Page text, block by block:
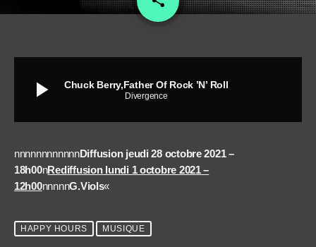
play_arrow Chuck Berry,Father Of Rock ’N’ Roll
Divergence
nnnnnnnnnnnnDiffusion jeudi 28 octobre 2021 –
18h00nRediffusion lundi 1 octobre 2021 –
12h00nnnnnG.Viols«
HAPPY HOURS MUSIQUE